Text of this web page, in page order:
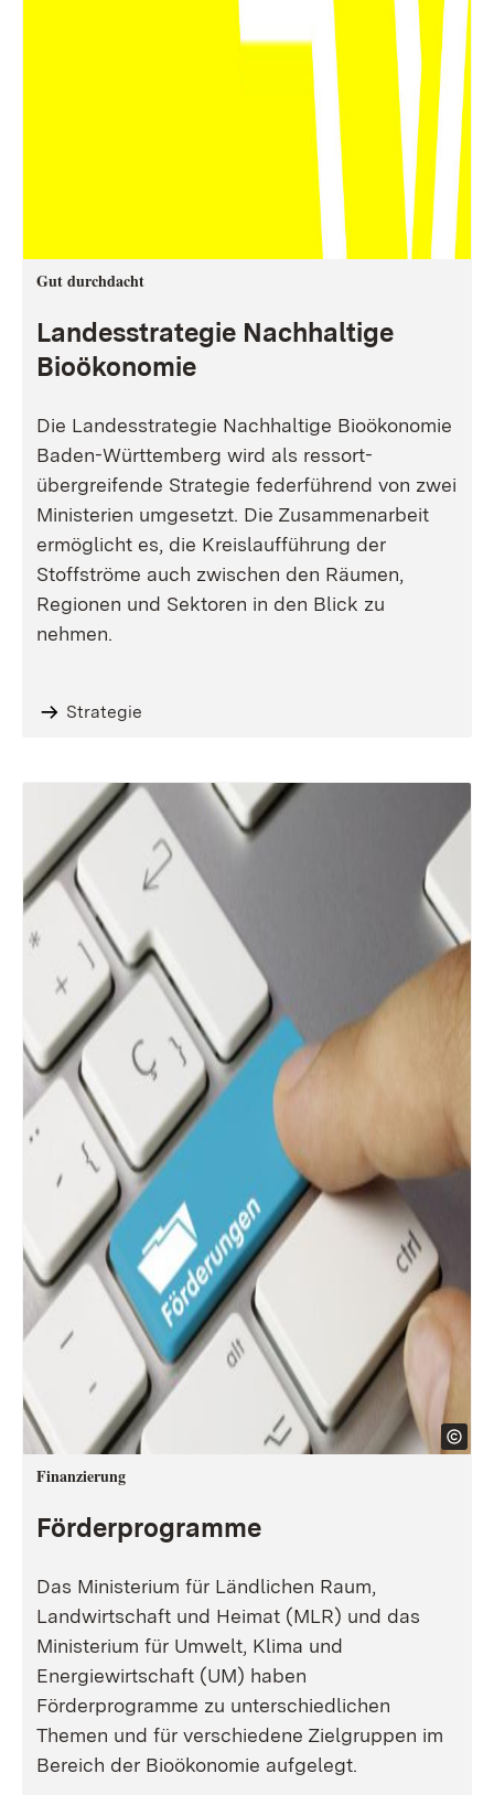
Gut durchdacht
Landesstrategie Nachhaltige
Bioökonomie
Die Landesstrategie Nachhaltige Bioökonomie
Baden-Württemberg wird als ressort-
übergreifende Strategie federführend von zwei
Ministerien umgesetzt. Die Zusammenarbeit
ermöglicht es, die Kreislaufführung der
Stoffströme auch zwischen den Räumen,
Regionen und Sektoren in den Blick zu
nehmen.
Strategie
Finanzierung
Förderprogramme
Das Ministerium für Ländlichen Raum,
Landwirtschaft und Heimat (MLR) und das
Ministerium für Umwelt, Klima und
Energiewirtschaft (UM) haben
Förderprogramme zu unterschiedlichen
Themen und für verschiedene Zielgruppen im
Bereich der Bioökonomie aufgelegt.